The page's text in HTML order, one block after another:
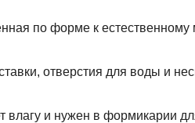
по форме к естественному
отверстия для воды и
влагу и нужен в формикарии